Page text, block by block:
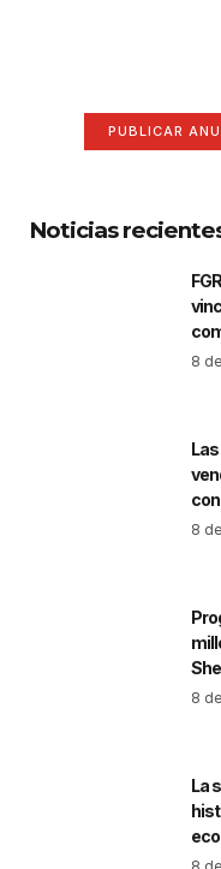
PUBLICAR
Noticias
8
8
8
La